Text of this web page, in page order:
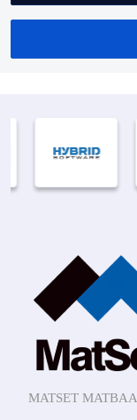
MATSET MATBAA